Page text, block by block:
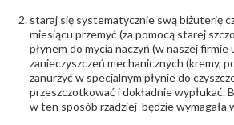
staraj się systematycznie swą biżuterię
miesiącu przemyć (za pomocą starej
płynem do mycia naczyń (w naszej
zanieczyszczeń mechanicznych (kremy,
zanurzyć w specjalnym płynie do
przeszczotkować i dokładnie wypłukać.
w ten sposób rzadziej będzie wymagała